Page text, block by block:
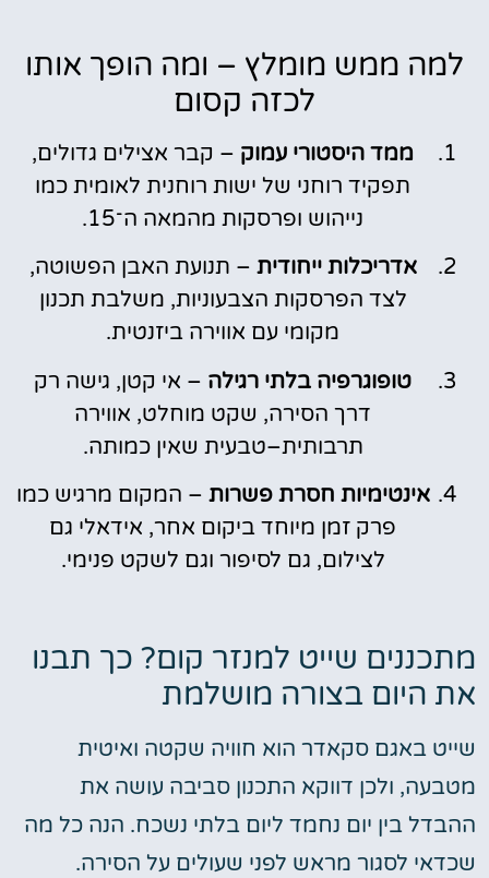
למה ממש מומלץ – ומה הופך אותו
לכזה קסום
ממד היסטורי עמוק – קבר אצילים גדולים,
תפקיד רוחני של ישות רוחנית לאומית כמו
נייהוש ופרסקות מהמאה ה־15.
אדריכלות ייחודית – תנועת האבן הפשוטה,
לצד הפרסקות הצבעוניות, משלבת תכנון
מקומי עם אווירה ביזנטית.
טופוגרפיה בלתי רגילה – אי קטן, גישה רק
דרך הסירה, שקט מוחלט, אווירה
תרבותית–טבעית שאין כמותה.
אינטימיות חסרת פשרות – המקום מרגיש כמו
פרק זמן מיוחד ביקום אחר, אידאלי גם
לצילום, גם לסיפור וגם לשקט פנימי.
מתכננים שייט למנזר קום? כך תבנו
את היום בצורה מושלמת
שייט באגם סקאדר הוא חוויה שקטה ואיטית
מטבעה, ולכן דווקא התכנון סביבה עושה את
ההבדל בין יום נחמד ליום בלתי נשכח. הנה כל מה
שכדאי לסגור מראש לפני שעולים על הסירה.